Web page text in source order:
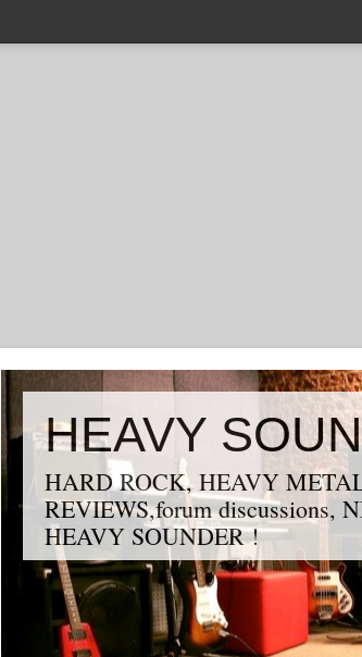
HEAVY
HARD ROCK, HEAVY
REVIEWS,forum discussions,
HEAVY SOUNDER !